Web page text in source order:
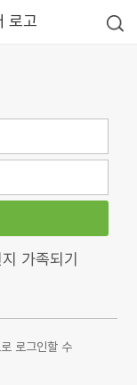
가족되기
로그인할 수